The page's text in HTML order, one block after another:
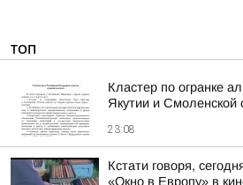
ТОП
Кластер по огранке
Якутии и Смоленской
23:08
Кстати говоря,
«Окно в Европу» в